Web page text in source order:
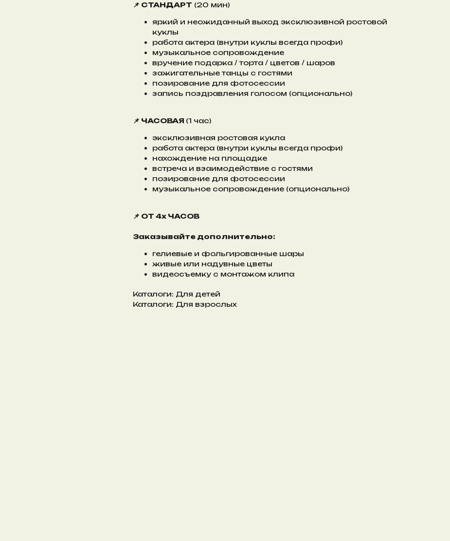
📌 СТАНДАРТ (20 мин)
яркий и неожиданный выход эксклюзивной ростовой
куклы
работа актера (внутри куклы всегда профи)
музыкальное сопровождение
вручение подарка / торта / цветов / шаров
зажигательные танцы с гостями
позирование для фотосессии
запись поздравления голосом (опционально)
📌 ЧАСОВАЯ (1 час)
эксклюзивная ростовая кукла
работа актера (внутри куклы всегда профи)
нахождение на площадке
встреча и взаимодействие с гостями
позирование для фотосессии
музыкальное сопровождение (опционально)
📌 ОТ 4х ЧАСОВ
Заказывайте дополнительно:
гелиевые и фольгированные шары
живые или надувные цветы
видеосъемку с монтажом клипа
Каталоги: Для детей
Каталоги: Для взрослых